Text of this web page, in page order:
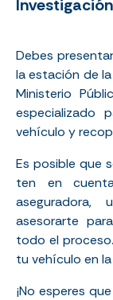
Debes
la estación de
Ministerio
especializado
vehículo y
Es posible que
ten en
aseguradora,
asesorarte
todo el
tu vehículo en la
¡No esperes